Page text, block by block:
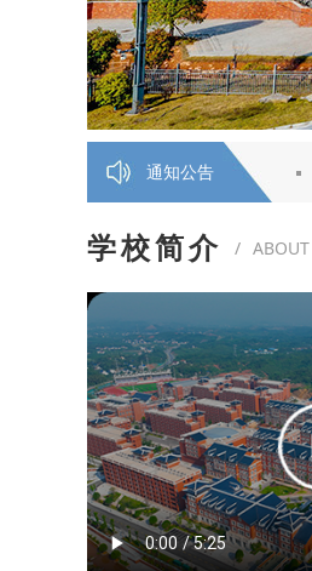
通知公告
学校简介 / ABOUT